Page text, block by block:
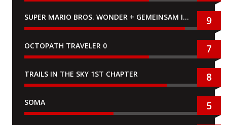
SUPER MARIO BROS. WONDER + GEMEINSAM IM BELLABEL-PARK 9
OCTOPATH TRAVELER 0 7
TRAILS IN THE SKY 1ST CHAPTER 8
SOMA 5